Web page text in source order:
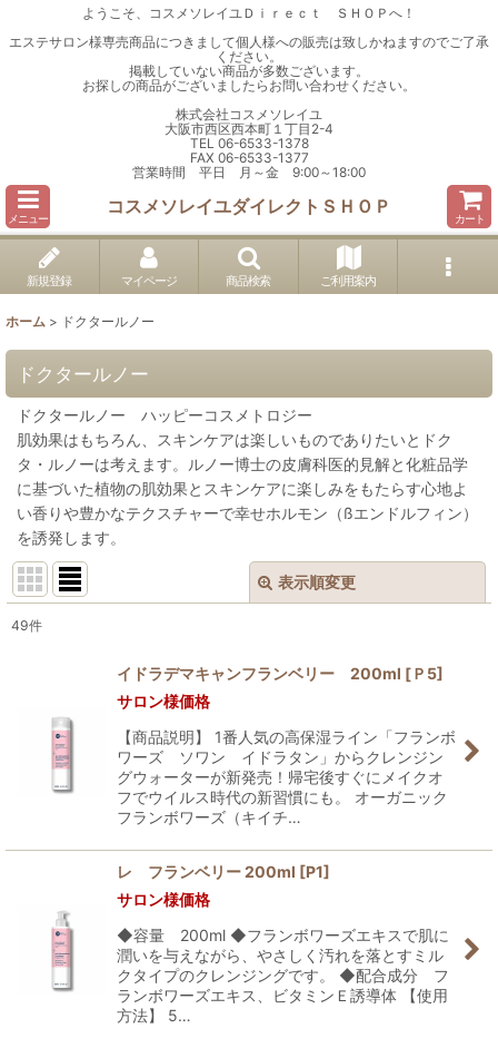
ようこそ、コスメソレイユＤｉｒｅｃｔ ＳＨＯＰへ！
エステサロン様専売商品につきまして個人様への販売は致しかねますのでご了承
ください。
掲載していない商品が多数ございます。
お探しの商品がございましたらお問い合わせください。
株式会社コスメソレイユ
大阪市西区西本町１丁目2-4
TEL 06-6533-1378
FAX 06-6533-1377
営業時間 平日 月～金 9:00～18:00
メニュー
コスメソレイユダイレクトＳＨＯＰ
カート
新規登録 マイページ 商品検索 ご利用案内
ホーム > ドクタールノー
ドクタールノー
ドクタールノー ハッピーコスメトロジー
肌効果はもちろん、スキンケアは楽しいものでありたいとドク
タ・ルノーは考えます。ルノー博士の皮膚科医的見解と化粧品学
に基づいた植物の肌効果とスキンケアに楽しみをもたらす心地よ
い香りや豊かなテクスチャーで幸せホルモン（ßエンドルフィン）
を誘発します。
表示順変更
絞り込む
49件
イドラデマキャンフランベリー 200ml [Ｐ5]
サロン様価格
【商品説明】 1番人気の高保湿ライン「フランボ
ワーズ ソワン イドラタン」からクレンジン
グウォーターが新発売！帰宅後すぐにメイクオ
フでウイルス時代の新習慣にも。 オーガニック
フランボワーズ（キイチ…
レ フランベリー 200ml [P1]
サロン様価格
◆容量 200ml ◆フランボワーズエキスで肌に
潤いを与えながら、やさしく汚れを落とすミル
クタイプのクレンジングです。 ◆配合成分 フ
ランボワーズエキス、ビタミンＥ誘導体 【使用
方法】 5…